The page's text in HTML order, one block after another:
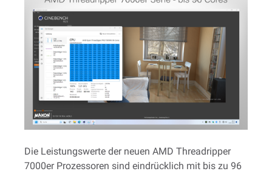
Die Leistungswerte der neuen AMD Threadripper
7000er Prozessoren sind eindrücklich mit bis zu 96